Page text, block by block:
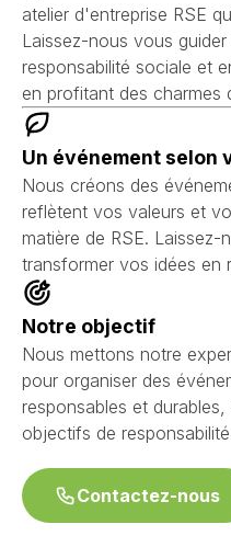
atelier d'entreprise RSE
Laissez-nous vous
responsabilité sociale et
en profitant des charmes
Un événement selon
Nous créons des
reflètent vos valeurs et
matière de RSE. Laissez-
transformer vos idées en
Notre objectif
Nous mettons notre
pour organiser des
responsables et
objectifs de
Contactez-nous